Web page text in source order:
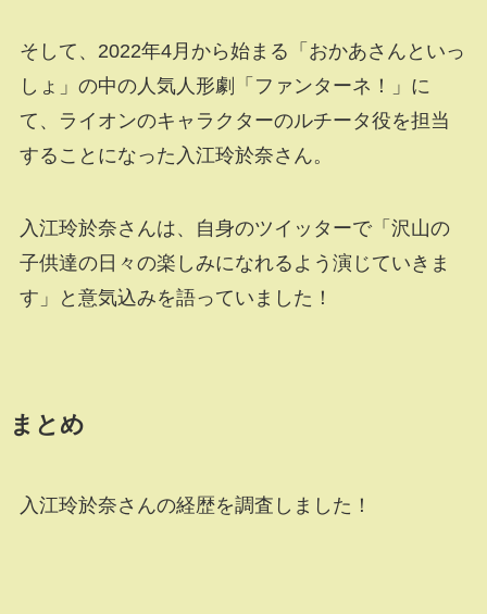
そして、2022年4月から始まる「おかあさんといっ
しょ」の中の人気人形劇「ファンターネ！」に
て、ライオンのキャラクターのルチータ役を担当
することになった入江玲於奈さん。
入江玲於奈さんは、自身のツイッターで「沢山の
子供達の日々の楽しみになれるよう演じていきま
す」と意気込みを語っていました！
まとめ
入江玲於奈さんの経歴を調査しました！